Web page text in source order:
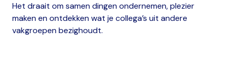
Het draait om samen dingen ondernemen, plezier
maken en ontdekken wat je collega’s uit andere
vakgroepen bezighoudt.